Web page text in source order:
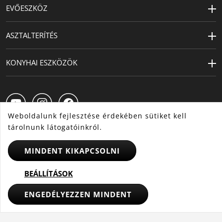
EVŐESZKÖZ
ASZTALTERÍTÉS
KONYHAI ESZKÖZÖK
CS SK HU
© 2025 WMF - Minden jog fenntartva
Weboldalunk fejlesztése érdekében sütiket kell
tárolnunk látogatóinkról.
MINDENT KIKAPCSOLNI
BEÁLLÍTÁSOK
ENGEDÉLYEZZEN MINDENT